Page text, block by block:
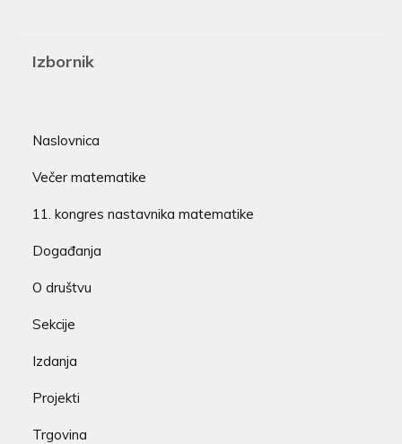
Izbornik
Naslovnica
Večer matematike
11. kongres nastavnika matematike
Događanja
O društvu
Sekcije
Izdanja
Projekti
Trgovina